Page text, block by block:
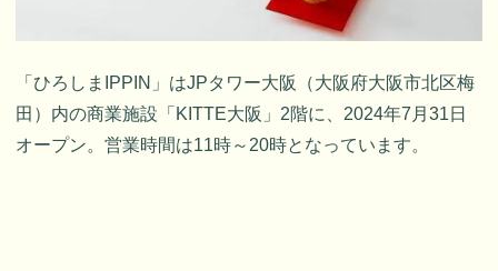
「ひろしまIPPIN」はJPタワー大阪（大阪府大阪市北区梅
田）内の商業施設「KITTE大阪」2階に、2024年7月31日
オープン。営業時間は11時～20時となっています。